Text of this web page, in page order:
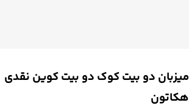
میزبان دو بیت کوک دو بیت کوین نقدی
هکاتون